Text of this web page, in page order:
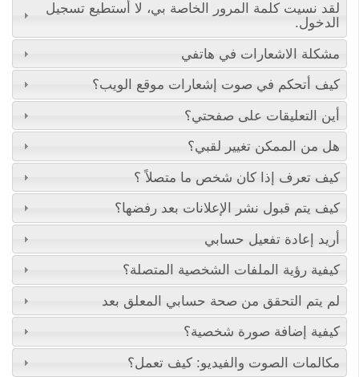
لقد نسيت كلمة المرور الخاصة بي، لا أستطيع تسجيل
الدخول.
مشكلة الاشعارات في هاتفي
كيف أتحكم في صوت إشعارات موقع الويب؟
أين التعليقات على صفحتي؟
هل من الممكن تغيير لقبي؟
كيف تعرف إذا كان شخص ما متصلاً ؟
كيف يتم قبول نشر الإعلانات بعد رفضها؟
أريد إعادة تفعيل حسابي
كيفية رؤية الملفات الشخصية المتصلة؟
لم يتم التحقق من صحة حسابي المعلق بعد
كيفية إضافة صورة شخصية؟
مكالمات الصوت والفيديو: كيف تعمل؟